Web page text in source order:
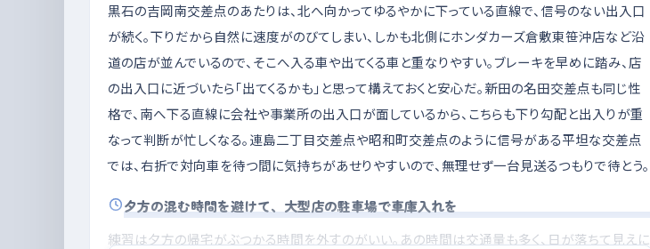
黒石の吉岡南交差点のあたりは、北へ向かってゆるやかに下っている直線で、信号のない出入口
が続く。下りだから自然に速度がのびてしまい、しかも北側にホンダカーズ倉敷東笹沖店など沿
道の店が並んでいるので、そこへ入る車や出てくる車と重なりやすい。ブレーキを早めに踏み、店
の出入口に近づいたら「出てくるかも」と思って構えておくと安心だ。新田の名田交差点も同じ性
格で、南へ下る直線に会社や事業所の出入口が面しているから、こちらも下り勾配と出入りが重
なって判断が忙しくなる。連島二丁目交差点や昭和町交差点のように信号がある平坦な交差点
では、右折で対向車を待つ間に気持ちがあせりやすいので、無理せず一台見送るつもりで待とう。
夕方の混む時間を避けて、大型店の駐車場で車庫入れを
練習は夕方の帰宅がぶつかる時間を外すのがいい。あの時間は交通量も多く、日が落ちて見えに